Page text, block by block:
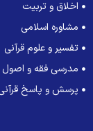
اخلاق و تربیت
مشاوره اسلامی
تفسیر و علوم قرآنی
مدرسی فقه و اصول
پرسش و پاسخ قرآنی